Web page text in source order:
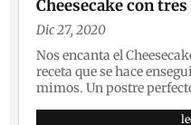
Cheesecake con
Dic 27, 2020
Nos encanta el
receta que se hace
mimos. Un postre